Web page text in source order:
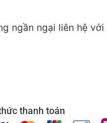
ngần ngại liên hệ với
thanh toán